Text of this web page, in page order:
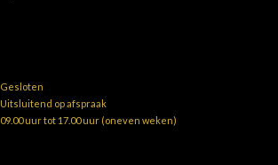
Gesloten
Uitsluitend op afspraak
09.00 uur tot 17.00 uur (oneven weken)